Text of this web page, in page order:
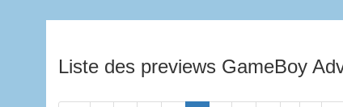
Liste des previews GameBoy